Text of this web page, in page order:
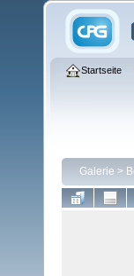
Startseite
Galerie >